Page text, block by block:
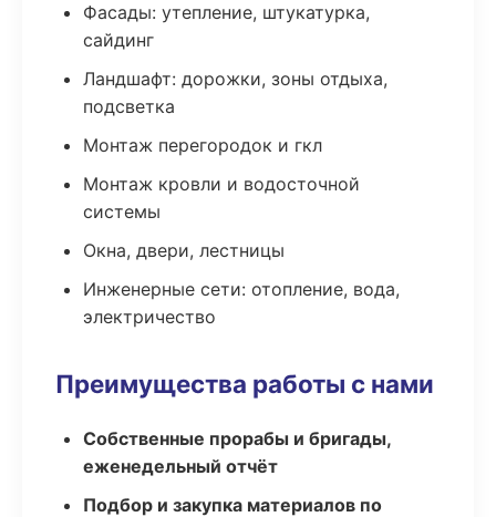
Фасады: утепление, штукатурка,
сайдинг
Ландшафт: дорожки, зоны отдыха,
подсветка
Монтаж перегородок и гкл
Монтаж кровли и водосточной
системы
Окна, двери, лестницы
Инженерные сети: отопление, вода,
электричество
Преимущества работы с нами
Собственные прорабы и бригады,
еженедельный отчёт
Подбор и закупка материалов по